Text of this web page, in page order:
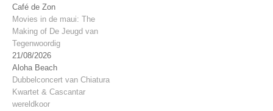
Café de Zon
Movies in de maui: The
Making of De Jeugd van
Tegenwoordig
21/08/2026
Aloha Beach
Dubbelconcert van Chiatura
Kwartet & Cascantar
wereldkoor